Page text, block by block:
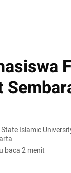
Islamic
baca 2 menit